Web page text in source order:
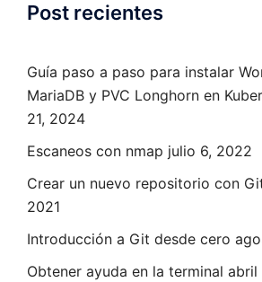
Post recientes
Guía paso a paso para instalar
MariaDB y PVC Longhorn en
21, 2024
Escaneos con nmap julio 6, 2022
Crear un nuevo repositorio con
2021
Introducción a Git desde cero
Obtener ayuda en la terminal abril